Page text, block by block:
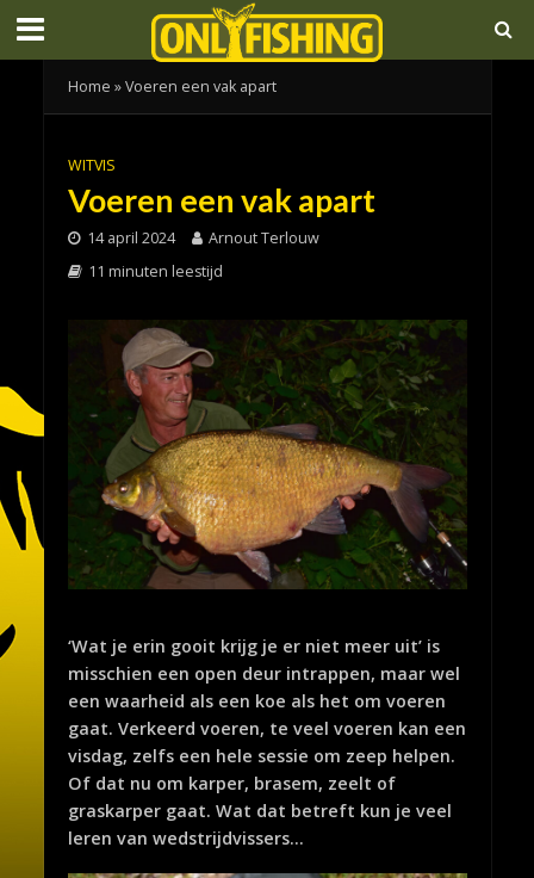
Home »Voeren een vak apart
WITVIS
Voeren een vak apart
14 april 2024
Arnout Terlouw
11 minuten leestijd
‘Wat je erin gooit krijg je er niet meer uit’ is
misschien een open deur intrappen, maar wel
een waarheid als een koe als het om voeren
gaat. Verkeerd voeren, te veel voeren kan een
visdag, zelfs een hele sessie om zeep helpen.
Of dat nu om karper, brasem, zeelt of
graskarper gaat. Wat dat betreft kun je veel
leren van wedstrijdvissers…